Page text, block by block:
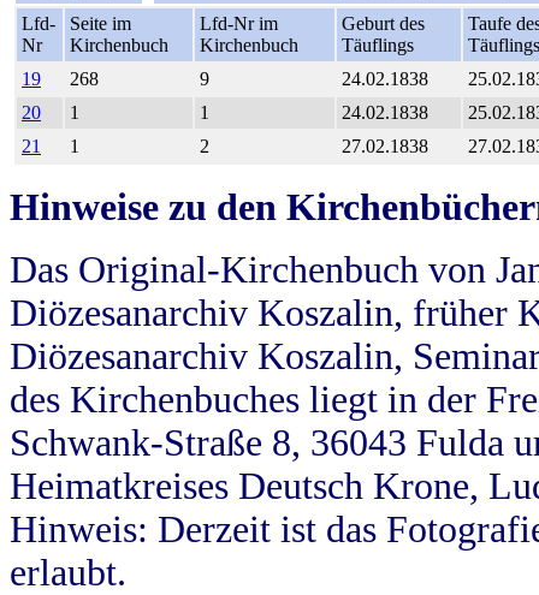
Lfd-
Nr
Seite im
Kirchenbuch
Lfd-Nr im
Kirchenbuch
Geburt des
Täuflings
Taufe
Täuflings
19
268 9 24.02.1838
20
1 1 24.02.1838
21
1 2 27.02.1838
Hinweise zu den
Das Original-Kirchenbuch von
Diözesanarchiv Koszalin, früher
Diözesanarchiv Koszalin,
des Kirchenbuches liegt in der
Schwank-Straße 8, 36043 Fulda
Heimatkreises Deutsch Krone,
Hinweis: Derzeit ist das
erlaubt.